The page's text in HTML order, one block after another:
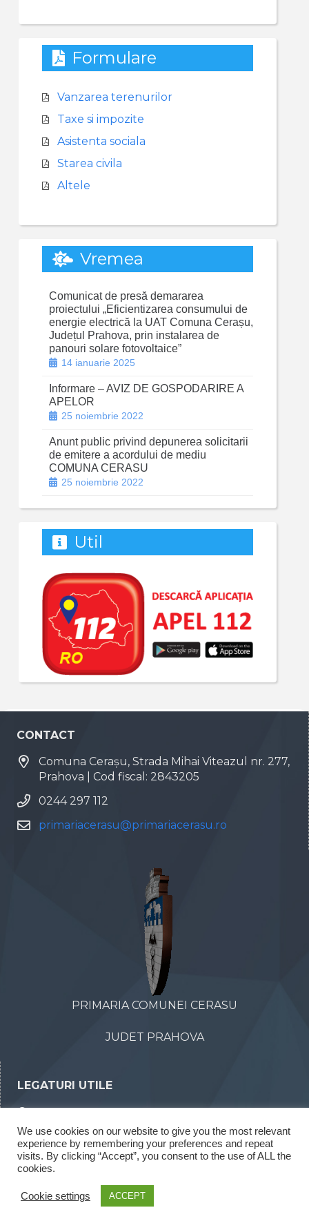
Formulare
Vanzarea terenurilor
Taxe si impozite
Asistenta sociala
Starea civila
Altele
Vremea
Comunicat de presă demararea
proiectului „Eficientizarea consumului de
energie electrică la UAT Comuna Cerașu,
Județul Prahova, prin instalarea de
panouri solare fotovoltaice”
14 ianuarie 2025
Informare – AVIZ DE GOSPODARIRE A
APELOR
25 noiembrie 2022
Anunt public privind depunerea solicitarii
de emitere a acordului de mediu
COMUNA CERASU
25 noiembrie 2022
Util
CONTACT
Comuna Cerașu, Strada Mihai Viteazul nr. 277,
Prahova | Cod fiscal: 2843205
0244 297 112
primariacerasu@primariacerasu.ro
PRIMARIA COMUNEI CERASU
JUDET PRAHOVA
LEGATURI UTILE
Declaratii de interese
Rapoarte legea 52/2003
We use cookies on our website to give you the most relevant
experience by remembering your preferences and repeat
visits. By clicking “Accept”, you consent to the use of ALL the
cookies.
Cookie settings ACCEPT